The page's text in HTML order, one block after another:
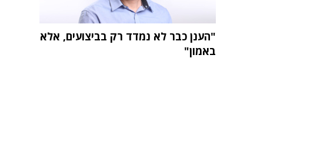
"הענן כבר לא נמדד רק בביצועים, אלא
באמון"